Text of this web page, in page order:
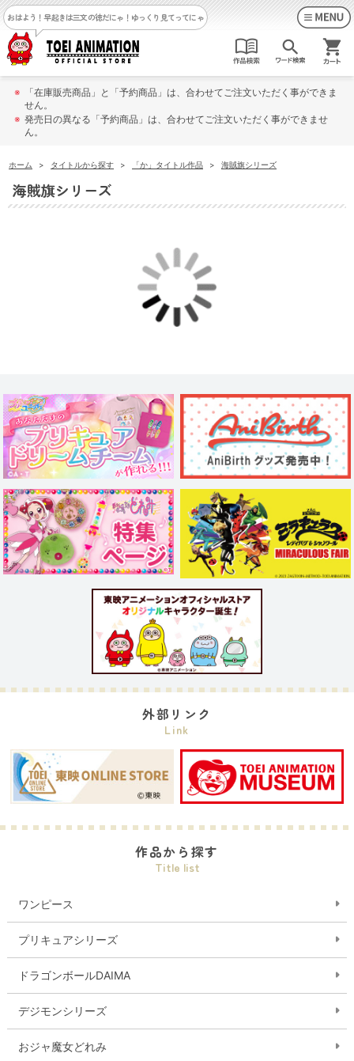
おはよう！早起きは三文の徳だにゃ！ ゆっくり見てってにゃ
※
「在庫販売商品」と「予約商品」は、合わせてご注文いただく事ができま
せん。
※ 発売日の異なる「予約商品」は、合わせてご注文いただく事ができませ
ん。
ホーム > タイトルから探す > 「か」タイトル作品 > 海賊旗シリーズ
海賊旗シリーズ
外部リンク
Link
作品から探す
Title list
ワンピース
プリキュアシリーズ
ドラゴンボールDAIMA
デジモンシリーズ
おジャ魔女どれみ